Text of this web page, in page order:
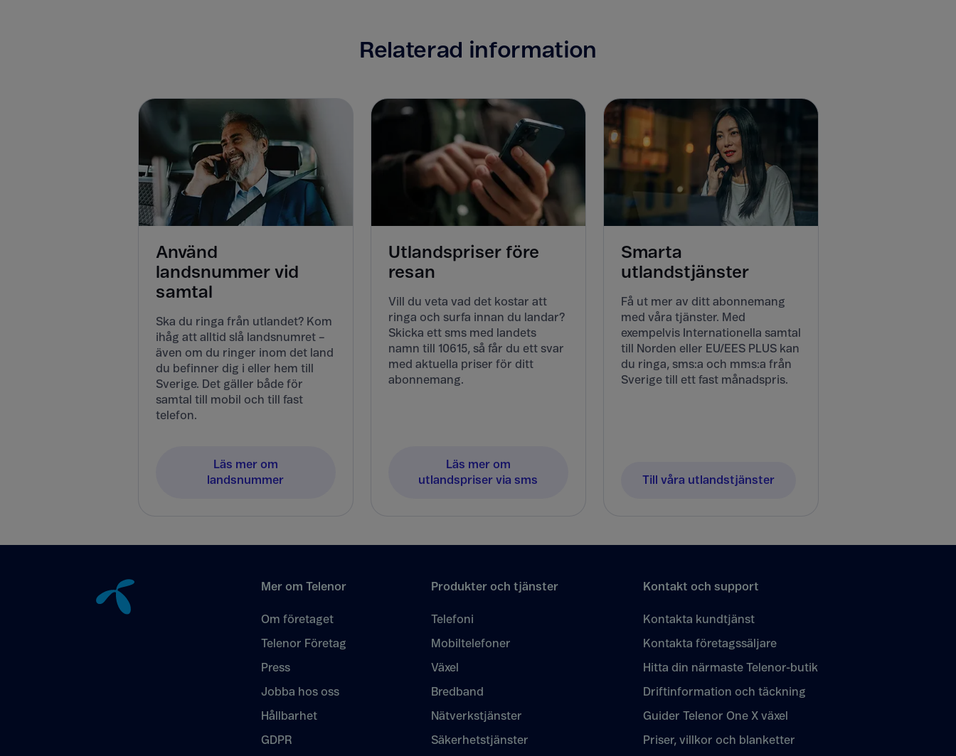
Relaterad information
Använd
landsnummer vid
samtal
Ska du ringa från utlandet? Kom
ihåg att alltid slå landsnumret –
även om du ringer inom det land
du befinner dig i eller hem till
Sverige. Det gäller både för
samtal till mobil och till fast
telefon.
Läs mer om
landsnummer
Utlandspriser före
resan
Vill du veta vad det kostar att
ringa och surfa innan du landar?
Skicka ett sms med landets
namn till 10615, så får du ett svar
med aktuella priser för ditt
abonnemang.
Läs mer om
utlandspriser via sms
Smarta
utlandstjänster
Få ut mer av ditt abonnemang
med våra tjänster. Med
exempelvis Internationella samtal
till Norden eller EU/EES PLUS kan
du ringa, sms:a och mms:a från
Sverige till ett fast månadspris.
Till våra utlandstjänster
Mer om Telenor
Om företaget
Telenor Företag
Press
Jobba hos oss
Hållbarhet
GDPR
Produkter och tjänster
Telefoni
Mobiltelefoner
Växel
Bredband
Nätverkstjänster
Säkerhetstjänster
Kontakt och support
Kontakta kundtjänst
Kontakta företagssäljare
Hitta din närmaste Telenor-butik
Driftinformation och täckning
Guider Telenor One X växel
Priser, villkor och blanketter